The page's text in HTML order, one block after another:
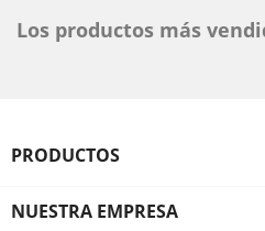
Los productos más
PRODUCTOS
NUESTRA EMPRESA